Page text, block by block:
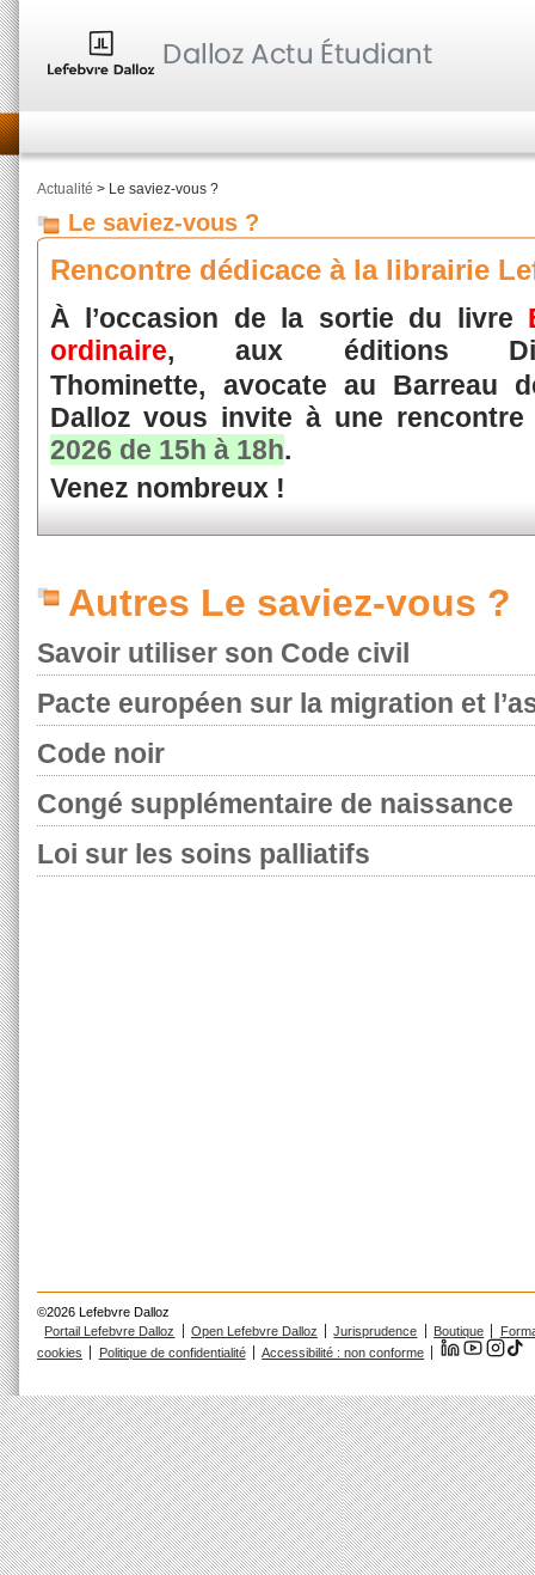
Actualité > Le saviez-vous ?
Le saviez-vous ?
Rencontre dédicace à la librairie
À l’occasion de la sortie du livre
ordinaire, aux éditions
Thominette,
avocate au Barreau
Dalloz vous invite à une
2026 de 15h à 18h.
Venez nombreux !
Autres Le saviez-vous ?
Savoir utiliser son Code civil
Pacte européen sur la migration et
Code noir
Congé supplémentaire de naissance
Loi sur les soins palliatifs
©2026 Lefebvre Dalloz
Portail Lefebvre Dalloz
Open Lefebvre Dalloz Jurisprudence Boutique
cookies
Politique de confidentialité Accessibilité : non conforme